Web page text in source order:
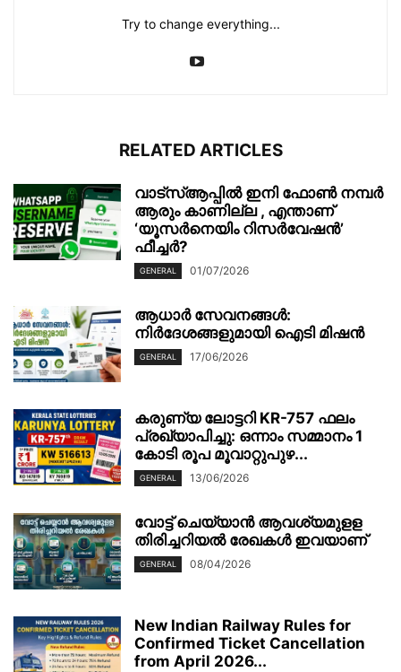
Try to change everything...
RELATED ARTICLES
വാട്‌സ്ആപ്പിൽ ഇനി ഫോൺ നമ്പർ
ആരും കാണില്ല , എന്താണ്
‘യൂസർനെയിം റിസർവേഷൻ’
ഫീച്ചർ?
GENERAL 01/07/2026
ആധാർ സേവനങ്ങൾ:
നിർദേശങ്ങളുമായി ഐടി മിഷൻ
GENERAL 17/06/2026
കരുണ്യ ലോട്ടറി KR-757 ഫലം
പ്രഖ്യാപിച്ചു: ഒന്നാം സമ്മാനം 1
കോടി രൂപ മൂവാറ്റുപുഴ...
GENERAL 13/06/2026
വോട്ട് ചെയ്യാന്‍ ആവശ്യമുളള
തിരിച്ചറിയല്‍ രേഖകള്‍ ഇവയാണ്
GENERAL 08/04/2026
New Indian Railway Rules for
Confirmed Ticket Cancellation
from April 2026...